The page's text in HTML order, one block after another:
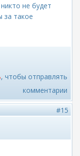
не будет
за такое
, чтобы отправлять
комментарии
#15